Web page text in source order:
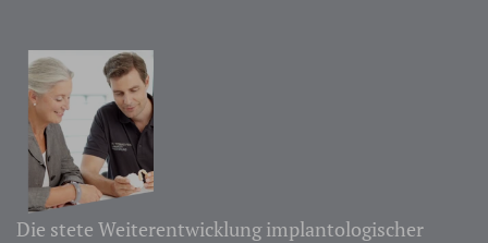
Die stete Weiterentwicklung implantologischer